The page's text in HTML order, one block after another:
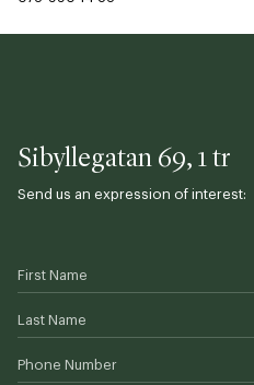
Sibyllegatan 69, 1 tr
Send us an expression of interest:
First Name
Last Name
Phone Number